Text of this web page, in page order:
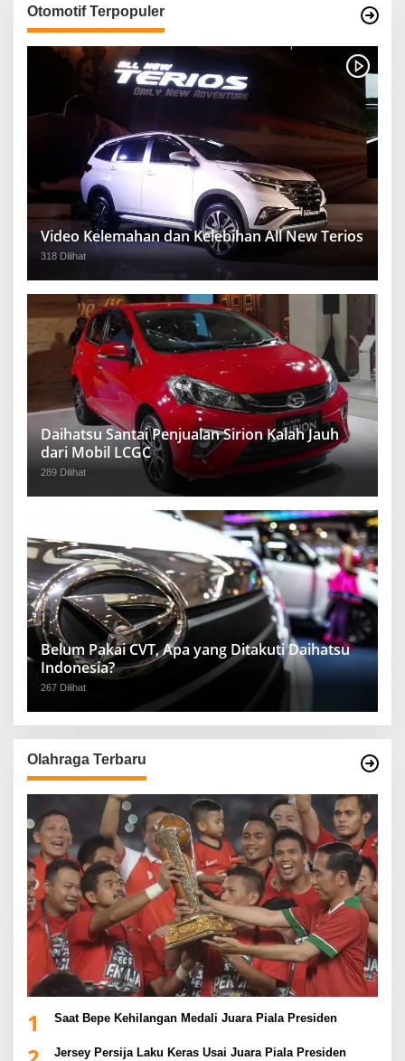
Otomotif Terpopuler
Video Kelemahan dan Kelebihan All New Terios
318 Dilihat
Daihatsu Santai Penjualan Sirion Kalah Jauh
dari Mobil LCGC
289 Dilihat
Belum Pakai CVT, Apa yang Ditakuti Daihatsu
Indonesia?
267 Dilihat
Olahraga Terbaru
1 Saat Bepe Kehilangan Medali Juara Piala Presiden
Jersey Persija Laku Keras Usai Juara Piala Presiden